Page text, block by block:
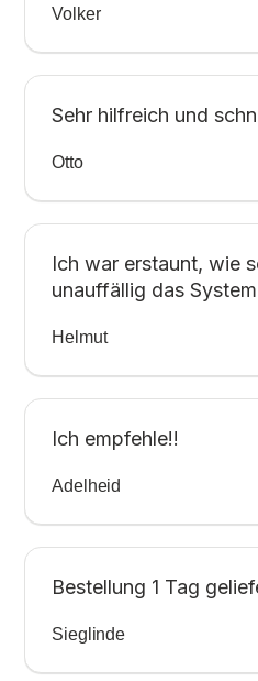
Volker
Sehr hilfreich und
Otto
Ich war erstaunt, wie
unauffällig das
Helmut
Ich empfehle!!
Adelheid
Bestellung 1 Tag
Sieglinde